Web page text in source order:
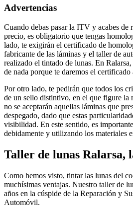
Advertencias
Cuando debas pasar la ITV y acabes de
precio, es obligatorio que tengas
lado, te exigirán el certificado de
fabricante de las láminas y el taller de
realizado el tintado de lunas. En
de nada porque te daremos el
Por otro lado, te pedirán que todos los
de un sello distintivo, en el que figure la
no se aceptarán aquellas láminas que
despegado, dado que estas
visibilidad. En este sentido, es
debidamente y utilizando los materiales
Taller de lunas Ralarsa,
Como hemos visto, tintar las lunas del
muchísimas ventajas. Nuestro taller de
años en la cúspide de la Reparación y
Automóvil.